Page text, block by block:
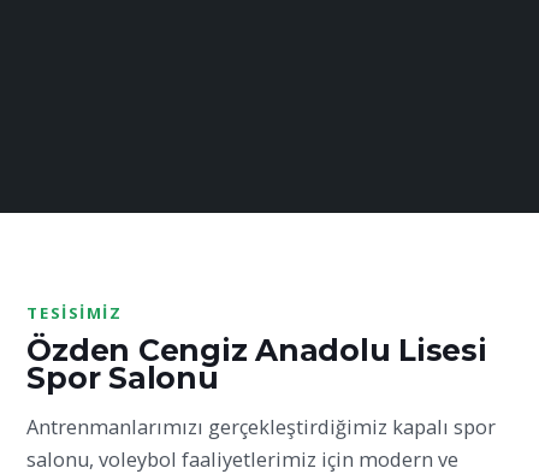
TESISIMIZ
Özden Cengiz Anadolu Lisesi
Spor Salonu
Antrenmanlarımızı gerçekleştirdiğimiz kapalı spor
salonu, voleybol faaliyetlerimiz için modern ve